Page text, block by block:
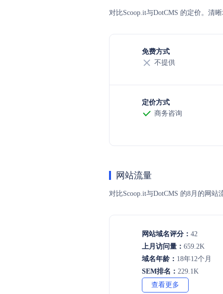
对比Scoop.it与DotCMS 的定价。清
免费方式
不提供
定价方式
商务咨询
网站流量
对比Scoop.it与DotCMS 的8月的网
网站域名评分： 42
上月访问量： 659.2K
域名年龄： 18年12个月
SEM排名： 229.1K
查看更多